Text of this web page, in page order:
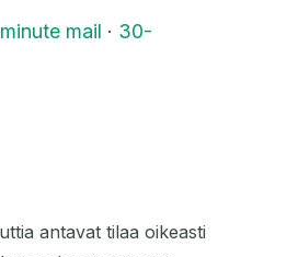
mail · 30-
antavat tilaa oikeasti